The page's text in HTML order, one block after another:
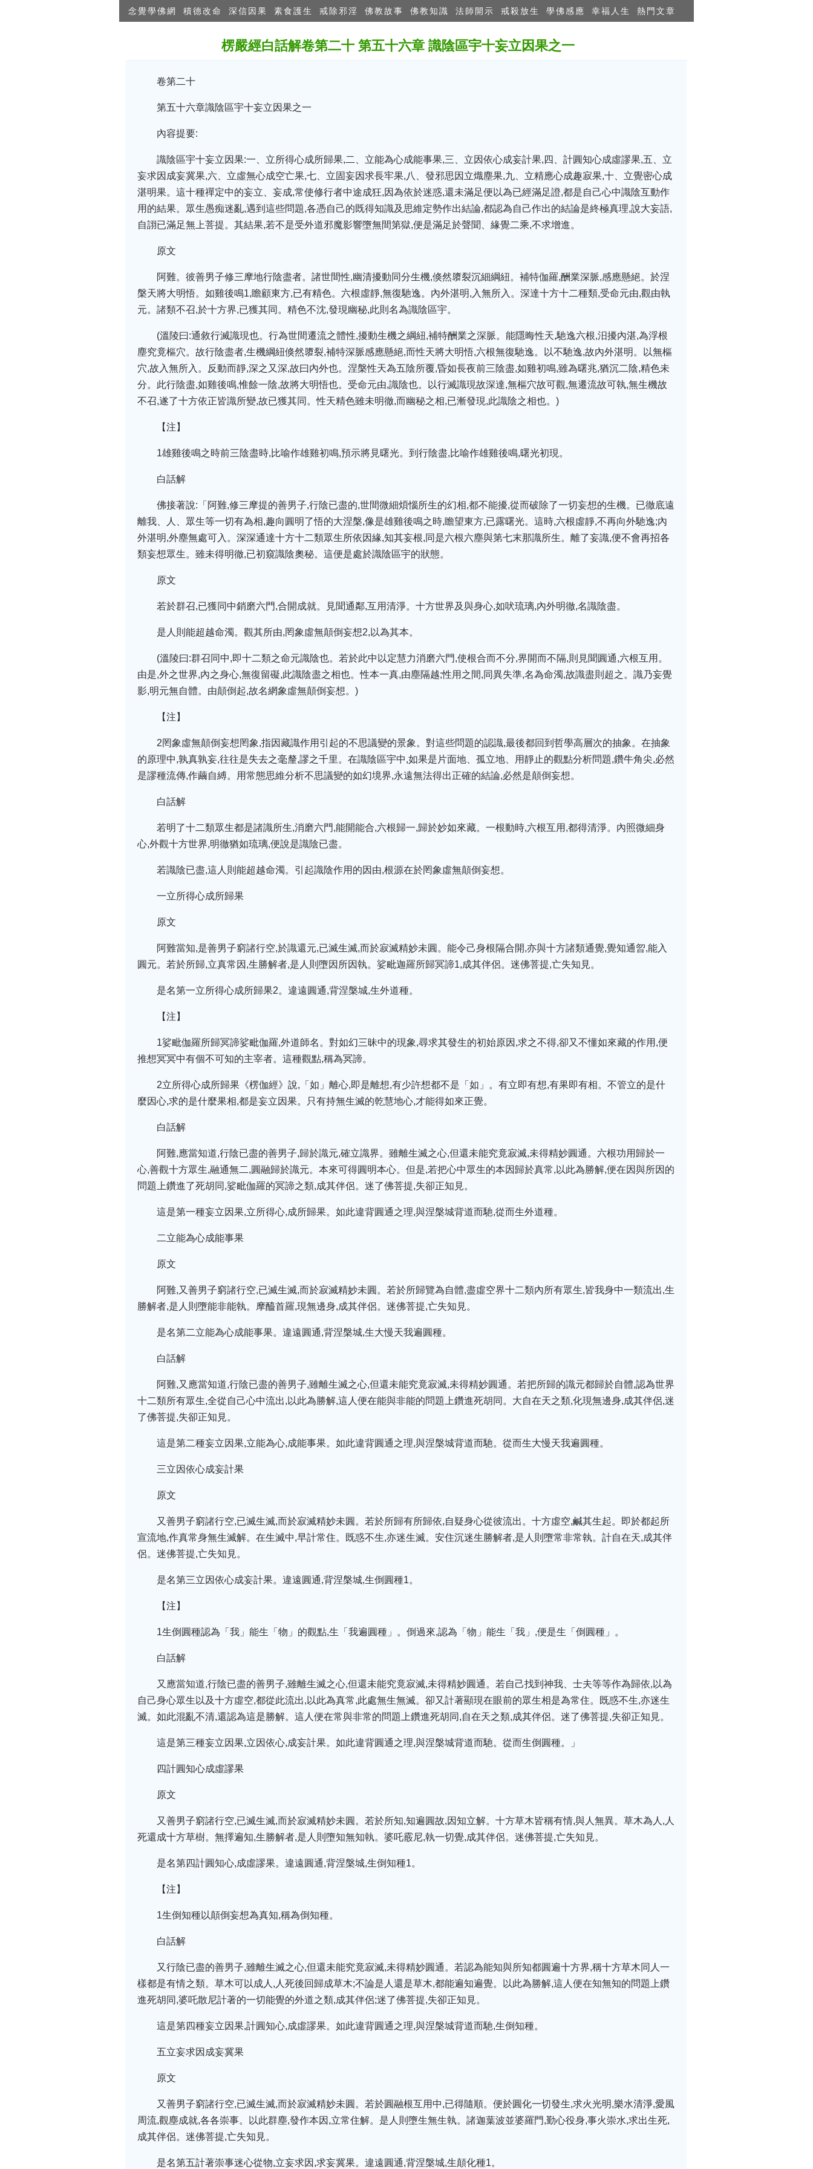
念覺學佛網 積德改命 深信因果 素食護生 戒除邪淫 佛教故事 佛教知識 法師開示 戒殺放生 學佛感應 幸福人生 熱門文章
楞嚴經白話解卷第二十 第五十六章 識陰區宇十妄立因果之一
卷第二十
第五十六章識陰區宇十妄立因果之一
內容提要:
識陰區宇十妄立因果:一、立所得心成所歸果,二、立能為心成能事果,三、立因依心成妄計果,四、計圓知心成虛謬果,五、立
妄求因成妄冀果,六、立虛無心成空亡果,七、立固妄因求長牢果,八、發邪思因立熾塵果,九、立精應心成趣寂果,十、立覺密心成
湛明果。這十種禪定中的妄立、妄成,常使修行者中途成狂,因為依於迷惑,還未滿足便以為已經滿足證,都是自己心中識陰互動作
用的結果。眾生愚痴迷亂,遇到這些問題,各憑自己的既得知識及思維定勢作出結論,都認為自己作出的結論是終極真理,說大妄語,
自詡已滿足無上菩提。其結果,若不是受外道邪魔影響墮無間第獄,便是滿足於聲聞、緣覺二乘,不求增進。
原文
阿難。彼善男子修三摩地行陰盡者。諸世間性,幽清擾動同分生機,倏然隳裂沉細綱紐。補特伽羅,酬業深脈,感應懸絕。於涅
槃天將大明悟。如雞後鳴1,瞻顧東方,已有精色。六根虛靜,無復馳逸。內外湛明,入無所入。深達十方十二種類,受命元由,觀由執
元。諸類不召,於十方界,已獲其同。精色不沈,發現幽秘,此則名為識陰區宇。
(溫陵曰:通敘行滅識現也。行為世間遷流之體性,擾動生機之綱紐,補特酬業之深脈。能隱晦性天,馳逸六根,汨擾內湛,為浮根
塵究竟樞穴。故行陰盡者,生機綱紐倏然隳裂,補特深脈感應懸絕,而性天將大明悟,六根無復馳逸。以不馳逸,故內外湛明。以無樞
穴,故入無所入。反動而靜,深之又深,故曰內外也。涅槃性天為五陰所覆,昏如長夜前三陰盡,如雞初鳴,雖為曙兆,猶沉二陰,精色未
分。此行陰盡,如雞後鳴,惟餘一陰,故將大明悟也。受命元由,識陰也。以行滅識現故深達,無樞穴故可觀,無遷流故可執,無生機故
不召,遂了十方依正皆識所變,故已獲其同。性天精色雖未明徹,而幽秘之相,已漸發現,此識陰之相也。)
【注】
1雄雞後鳴之時前三陰盡時,比喻作雄雞初鳴,預示將見曙光。到行陰盡,比喻作雄雞後鳴,曙光初現。
白話解
佛接著說:「阿難,修三摩提的善男子,行陰已盡的,世間微細煩惱所生的幻相,都不能擾,從而破除了一切妄想的生機。已徹底遠
離我、人、眾生等一切有為相,趣向圓明了悟的大涅槃,像是雄雞後鳴之時,瞻望東方,已露曙光。這時,六根虛靜,不再向外馳逸;內
外湛明,外塵無處可入。深深通達十方十二類眾生所依因緣,知其妄根,同是六根六塵與第七末那識所生。離了妄識,便不會再招各
類妄想眾生。雖未得明徹,已初窺識陰奧秘。這便是處於識陰區宇的狀態。
原文
若於群召,已獲同中銷磨六門,合開成就。見聞通鄰,互用清淨。十方世界及與身心,如吠琉璃,內外明徹,名識陰盡。
是人則能超越命濁。觀其所由,罔象虛無顛倒妄想2,以為其本。
(溫陵曰:群召同中,即十二類之命元識陰也。若於此中以定慧力消磨六門,使根合而不分,界開而不隔,則見聞圓通,六根互用。
由是,外之世界,內之身心,無復留礙,此識陰盡之相也。性本一真,由塵隔越;性用之間,同異失準,名為命濁,故識盡則超之。識乃妄覺
影,明元無自體。由顛倒起,故名網象虛無顛倒妄想。)
【注】
2罔象虛無顛倒妄想罔象,指因藏識作用引起的不思議變的景象。對這些問題的認識,最後都回到哲學高層次的抽象。在抽象
的原理中,孰真孰妄,往往是失去之毫釐,謬之千里。在識陰區宇中,如果是片面地、孤立地、用靜止的觀點分析問題,鑽牛角尖,必然
是謬種流傳,作繭自縛。用常態思維分析不思議變的如幻境界,永遠無法得出正確的結論,必然是顛倒妄想。
白話解
若明了十二類眾生都是諸識所生,消磨六門,能開能合,六根歸一,歸於妙如來藏。一根動時,六根互用,都得清淨。內照微細身
心,外觀十方世界,明徹猶如琉璃,便說是識陰已盡。
若識陰已盡,這人則能超越命濁。引起識陰作用的因由,根源在於罔象虛無顛倒妄想。
一立所得心成所歸果
原文
阿難當知,是善男子窮諸行空,於識還元,已滅生滅,而於寂滅精妙未圓。能令己身根隔合開,亦與十方諸類通覺,覺知通曶,能入
圓元。若於所歸,立真常因,生勝解者,是人則墮因所因執。娑毗迦羅所歸冥諦1,成其伴侶。迷佛菩提,亡失知見。
是名第一立所得心成所歸果2。違遠圓通,背涅槃城,生外道種。
【注】
1娑毗伽羅所歸冥諦娑毗伽羅,外道師名。對如幻三昧中的現象,尋求其發生的初始原因,求之不得,卻又不懂如來藏的作用,便
推想冥冥中有個不可知的主宰者。這種觀點,稱為冥諦。
2立所得心成所歸果《楞伽經》說,「如」離心,即是離想,有少許想都不是「如」。有立即有想,有果即有相。不管立的是什
麼因心,求的是什麼果相,都是妄立因果。只有持無生滅的乾慧地心,才能得如來正覺。
白話解
阿難,應當知道,行陰已盡的善男子,歸於識元,確立識界。雖離生滅之心,但還未能究竟寂滅,未得精妙圓通。六根功用歸於一
心,善觀十方眾生,融通無二,圓融歸於識元。本來可得圓明本心。但是,若把心中眾生的本因歸於真常,以此為勝解,便在因與所因的
問題上鑽進了死胡同,娑毗伽羅的冥諦之類,成其伴侶。迷了佛菩提,失卻正知見。
這是第一種妄立因果,立所得心,成所歸果。如此違背圓通之理,與涅槃城背道而馳,從而生外道種。
二立能為心成能事果
原文
阿難,又善男子窮諸行空,已滅生滅,而於寂滅精妙未圓。若於所歸覽為自體,盡虛空界十二類內所有眾生,皆我身中一類流出,生
勝解者,是人則墮能非能執。摩醯首羅,現無邊身,成其伴侶。迷佛菩提,亡失知見。
是名第二立能為心成能事果。違遠圓通,背涅槃城,生大慢天我遍圓種。
白話解
阿難,又應當知道,行陰已盡的善男子,雖離生滅之心,但還未能究竟寂滅,未得精妙圓通。若把所歸的識元都歸於自體,認為世界
十二類所有眾生,全從自己心中流出,以此為勝解,這人便在能與非能的問題上鑽進死胡同。大自在天之類,化現無邊身,成其伴侶,迷
了佛菩提,失卻正知見。
這是第二種妄立因果,立能為心,成能事果。如此違背圓通之理,與涅槃城背道而馳。從而生大慢天我遍圓種。
三立因依心成妄計果
原文
又善男子窮諸行空,已滅生滅,而於寂滅精妙未圓。若於所歸有所歸依,自疑身心從彼流出。十方虛空,鹹其生起。即於都起所
宣流地,作真常身無生滅解。在生滅中,早計常住。既惑不生,亦迷生滅。安住沉迷生勝解者,是人則墮常非常執。計自在天,成其伴
侶。迷佛菩提,亡失知見。
是名第三立因依心成妄計果。違遠圓通,背涅槃城,生倒圓種1。
【注】
1生倒圓種認為「我」能生「物」的觀點,生「我遍圓種」。倒過來,認為「物」能生「我」,便是生「倒圓種」。
白話解
又應當知道,行陰已盡的善男子,雖離生滅之心,但還未能究竟寂滅,未得精妙圓通。若自己找到神我、士夫等等作為歸依,以為
自己身心眾生以及十方虛空,都從此流出,以此為真常,此處無生無滅。卻又計著顯現在眼前的眾生相是為常住。既惑不生,亦迷生
滅。如此混亂不清,還認為這是勝解。這人便在常與非常的問題上鑽進死胡同,自在天之類,成其伴侶。迷了佛菩提,失卻正知見。
這是第三種妄立因果,立因依心,成妄計果。如此違背圓通之理,與涅槃城背道而馳。從而生倒圓種。」
四計圓知心成虛謬果
原文
又善男子窮諸行空,已滅生滅,而於寂滅精妙未圓。若於所知,知遍圓故,因知立解。十方草木皆稱有情,與人無異。草木為人,人
死還成十方草樹。無擇遍知,生勝解者,是人則墮知無知執。婆吒霰尼,執一切覺,成其伴侶。迷佛菩提,亡失知見。
是名第四計圓知心,成虛謬果。違遠圓通,背涅槃城,生倒知種1。
【注】
1生倒知種以顛倒妄想為真知,稱為倒知種。
白話解
又行陰已盡的善男子,雖離生滅之心,但還未能究竟寂滅,未得精妙圓通。若認為能知與所知都圓遍十方界,稱十方草木同人一
樣都是有情之類。草木可以成人,人死後回歸成草木;不論是人還是草木,都能遍知遍覺。以此為勝解,這人便在知無知的問題上鑽
進死胡同,婆吒散尼計著的一切能覺的外道之類,成其伴侶;迷了佛菩提,失卻正知見。
這是第四種妄立因果,計圓知心,成虛謬果。如此違背圓通之理,與涅槃城背道而馳,生倒知種。
五立妄求因成妄冀果
原文
又善男子窮諸行空,已滅生滅,而於寂滅精妙未圓。若於圓融根互用中,已得隨順。便於圓化一切發生,求火光明,樂水清淨,愛風
周流,觀塵成就,各各崇事。以此群塵,發作本因,立常住解。是人則墮生無生執。諸迦葉波並婆羅門,勤心役身,事火崇水,求出生死,
成其伴侶。迷佛菩提,亡失知見。
是名第五計著崇事迷心從物,立妄求因,求妄冀果。違遠圓通,背涅槃城,生顛化種1。